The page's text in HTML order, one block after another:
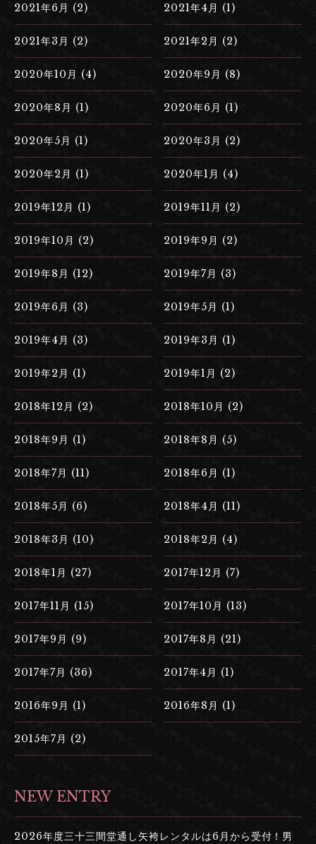
2021年6月 (2) 2021年4月 (1)
2021年3月 (2) 2021年2月 (2)
2020年10月 (4) 2020年9月 (8)
2020年8月 (1) 2020年6月 (1)
2020年5月 (1) 2020年3月 (2)
2020年2月 (1) 2020年1月 (4)
2019年12月 (1) 2019年11月 (2)
2019年10月 (2) 2019年9月 (2)
2019年8月 (12) 2019年7月 (3)
2019年6月 (3) 2019年5月 (1)
2019年4月 (3) 2019年3月 (1)
2019年2月 (1) 2019年1月 (2)
2018年12月 (2) 2018年10月 (2)
2018年9月 (1) 2018年8月 (5)
2018年7月 (11) 2018年6月 (1)
2018年5月 (6) 2018年4月 (11)
2018年3月 (10) 2018年2月 (4)
2018年1月 (27) 2017年12月 (7)
2017年11月 (15) 2017年10月 (13)
2017年9月 (9) 2017年8月 (21)
2017年7月 (36) 2017年4月 (1)
2016年9月 (1) 2016年8月 (1)
2015年7月 (2)
NEW ENTRY
2026年度三十三間堂通し矢袴レンタルは6月から受付！男